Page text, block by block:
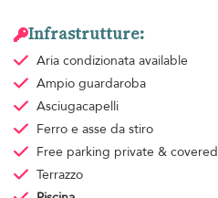
Infrastrutture:
Aria condizionata available
Ampio guardaroba
Asciugacapelli
Ferro e asse da stiro
Free parking private & covered
Terrazzo